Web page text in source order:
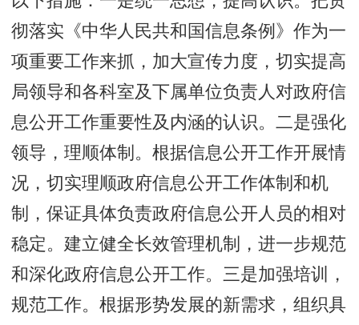
彻落实《中华人民共和国信息条例》作为一
项重要工作来抓，加大宣传力度，切实提高
局领导和各科室及下属单位负责人对政府信
息公开工作重要性及内涵的认识。二是强化
领导，理顺体制。根据信息公开工作开展情
况，切实理顺政府信息公开工作体制和机
制，保证具体负责政府信息公开人员的相对
稳定。建立健全长效管理机制，进一步规范
和深化政府信息公开工作。三是加强培训，
规范工作。根据形势发展的新需求，组织具